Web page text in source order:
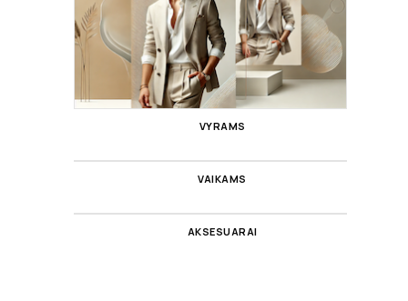
VYRAMS
VAIKAMS
AKSESUARAI